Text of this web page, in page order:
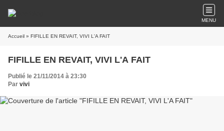
MENU
Accueil » FIFILLE EN REVAIT, VIVI L'A FAIT
FIFILLE EN REVAIT, VIVI L'A FAIT
Publié le 21/11/2014 à 23:30
Par vivi